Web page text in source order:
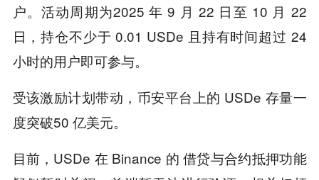
户。活动周期为2025 年 9 月 22 日至 10 月 22
日，持仓不少于 0.01 USDe 且持有时间超过 24
小时的用户即可参与。
受该激励计划带动，币安平台上的 USDe 存量一
度突破50 亿美元。
目前，USDe 在 Binance 的 借贷与合约抵押功能